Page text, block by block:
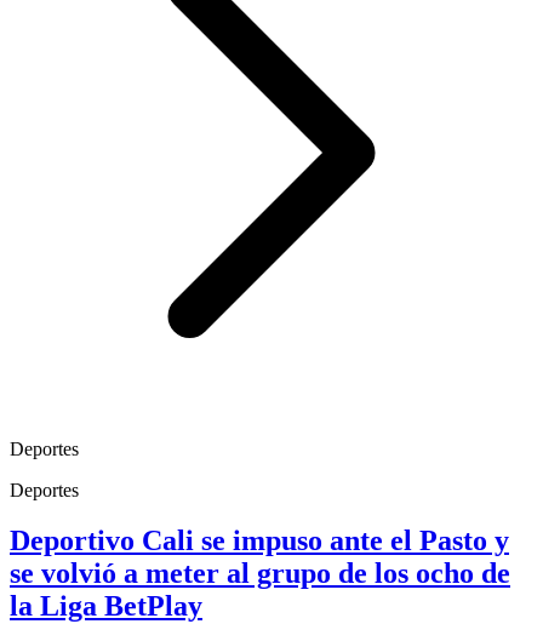
Deportes
Deportes
Deportivo Cali se impuso ante el Pasto y
se volvió a meter al grupo de los ocho de
la Liga BetPlay